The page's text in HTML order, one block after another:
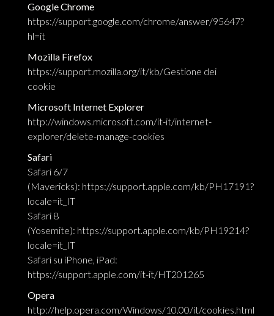
Google Chrome
https://support.google.com/chrome/answer/95647?
hl=it
Mozilla Firefox
https://support.mozilla.org/it/kb/Gestione dei
cookie
Microsoft Internet Explorer
http://windows.microsoft.com/it-it/internet-
explorer/delete-manage-cookies
Safari
Safari 6/7
(Mavericks): https://support.apple.com/kb/PH17191?
locale=it_IT
Safari 8
(Yosemite): https://support.apple.com/kb/PH19214?
locale=it_IT
Safari su iPhone, iPad:
https://support.apple.com/it-it/HT201265
Opera
http://help.opera.com/Windows/10.00/it/cookies.html